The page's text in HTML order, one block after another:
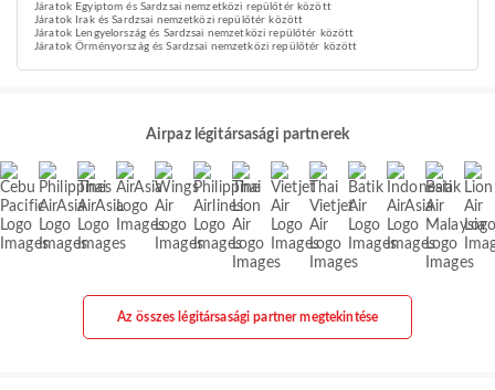
Járatok Egyiptom és Sardzsai nemzetközi repülőtér között
Járatok Irak és Sardzsai nemzetközi repülőtér között
Járatok Lengyelország és Sardzsai nemzetközi repülőtér között
Járatok Örményország és Sardzsai nemzetközi repülőtér között
Airpaz légitársasági partnerek
Az összes légitársasági partner megtekintése